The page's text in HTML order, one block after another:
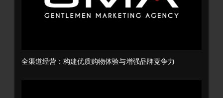
全渠道经营：构建优质购物体验与增强品牌竞争力